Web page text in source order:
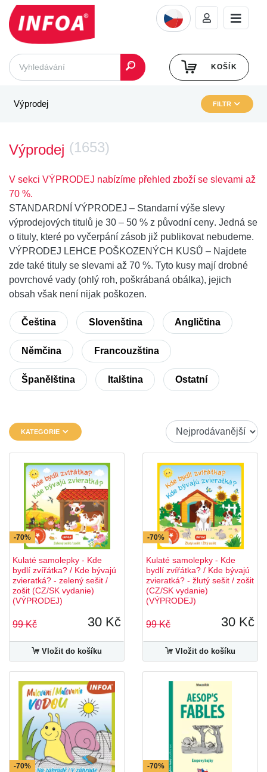
KOŠÍK
Výprodej FILTR
Výprodej (1653)
V sekci VÝPRODEJ nabízíme přehled zboží se slevami až
70 %.
STANDARDNÍ VÝPRODEJ – Standarní výše slevy
výprodejových titulů je 30 – 50 % z původní ceny. Jedná se
o tituly, které po vyčerpání zásob již publikovat nebudeme.
VÝPRODEJ LEHCE POŠKOZENÝCH KUSŮ – Najdete
zde také tituly se slevami až 70 %. Tyto kusy mají drobné
povrchové vady (ohlý roh, poškrábaná obálka), jejich
obsah však není nijak poškozen.
Čeština Slovenština Angličtina
Němčina Francouzština
Španělština Italština Ostatní
KATEGORIE
-70%
Kulaté samolepky - Kde
bydlí zvířátka? / Kde bývajú
zvieratká? - zelený sešit /
zošit (CZ/SK vydanie)
(VÝPRODEJ)
99 Kč 30 Kč
Vložit do košíku
-70%
Kulaté samolepky - Kde
bydlí zvířátka? / Kde bývajú
zvieratká? - žlutý sešit / zošit
(CZ/SK vydanie)
(VÝPRODEJ)
99 Kč 30 Kč
Vložit do košíku
-70% -70%